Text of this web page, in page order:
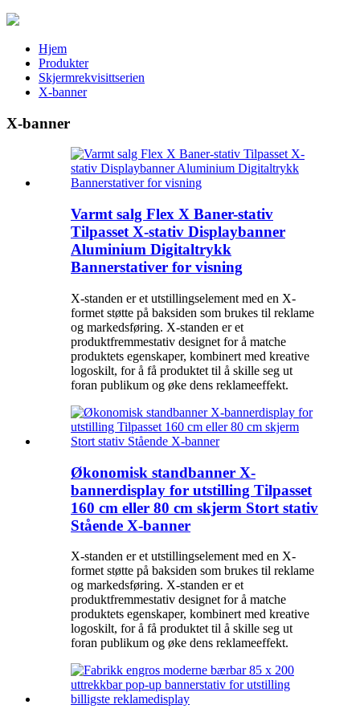
Hjem
Produkter
Skjermrekvisittserien
X-banner
X-banner
Varmt salg Flex X Baner-stativ
Tilpasset X-stativ Displaybanner
Aluminium Digitaltrykk
Bannerstativer for visning
X-standen er et utstillingselement med en X-
formet støtte på baksiden som brukes til reklame
og markedsføring. X-standen er et
produktfremmestativ designet for å matche
produktets egenskaper, kombinert med kreative
logoskilt, for å få produktet til å skille seg ut
foran publikum og øke dens reklameeffekt.
Økonomisk standbanner X-
bannerdisplay for utstilling Tilpasset
160 cm eller 80 cm skjerm Stort stativ
Stående X-banner
X-standen er et utstillingselement med en X-
formet støtte på baksiden som brukes til reklame
og markedsføring. X-standen er et
produktfremmestativ designet for å matche
produktets egenskaper, kombinert med kreative
logoskilt, for å få produktet til å skille seg ut
foran publikum og øke dens reklameeffekt.